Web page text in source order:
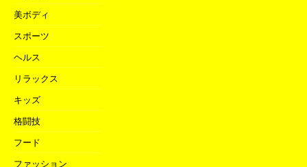
美ボディ
スポーツ
ヘルス
リラックス
キッズ
格闘技
フード
ファッション